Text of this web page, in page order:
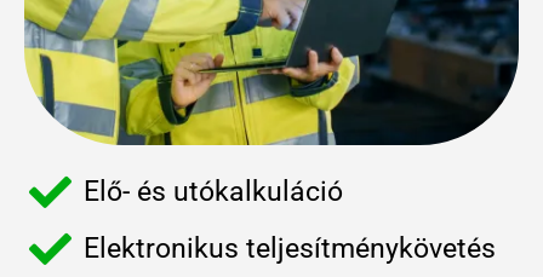
Elő- és utókalkuláció
Elektronikus teljesítménykövetés